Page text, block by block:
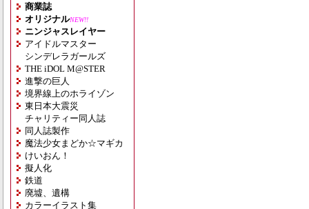
商業誌
オリジナルNEW!!
ニンジャスレイヤー
アイドルマスター
シンデレラガールズ
THE iDOL M@STER
進撃の巨人
境界線上のホライゾン
東日本大震災
チャリティー同人誌
同人誌製作
魔法少女まどか☆マギカ
けいおん！
擬人化
鉄道
廃墟、遺構
カラーイラスト集